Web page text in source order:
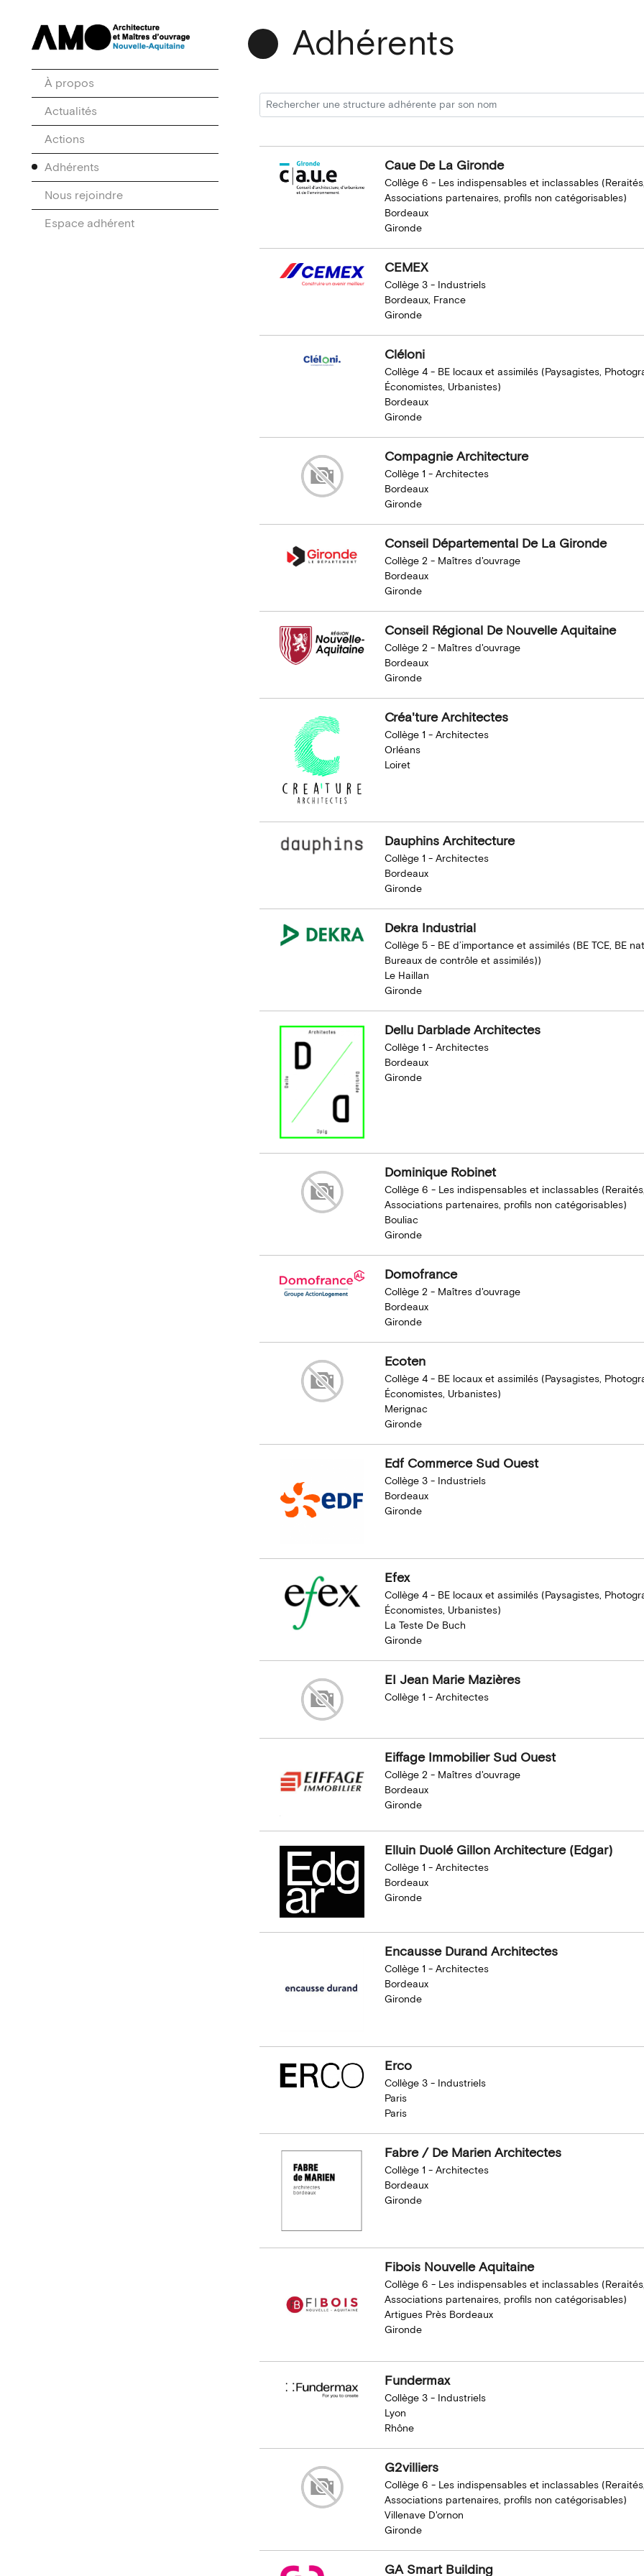
À propos
Actualités
Actions
Adhérents
Nous rejoindre
Espace adhérent
Adhérents
Caue De La Gironde
Collège 6 - Les indispensables et inclassables (Reraités,
Associations partenaires, profils non catégorisables)
Bordeaux
Gironde
CEMEX
Collège 3 - Industriels
Bordeaux, France
Gironde
Cléloni
Collège 4 - BE locaux et assimilés (Paysagistes,
Économistes, Urbanistes)
Bordeaux
Gironde
Compagnie Architecture
Collège 1 - Architectes
Bordeaux
Gironde
Conseil Départemental De La Gironde
Collège 2 - Maîtres d'ouvrage
Bordeaux
Gironde
Conseil Régional De Nouvelle Aquitaine
Collège 2 - Maîtres d'ouvrage
Bordeaux
Gironde
Créa'ture Architectes
Collège 1 - Architectes
Orléans
Loiret
Dauphins Architecture
Collège 1 - Architectes
Bordeaux
Gironde
Dekra Industrial
Collège 5 - BE d’importance et assimilés (BE TCE, BE
Bureaux de contrôle et assimilés))
Le Haillan
Gironde
Dellu Darblade Architectes
Collège 1 - Architectes
Bordeaux
Gironde
Dominique Robinet
Collège 6 - Les indispensables et inclassables (Reraités,
Associations partenaires, profils non catégorisables)
Bouliac
Gironde
Domofrance
Collège 2 - Maîtres d'ouvrage
Bordeaux
Gironde
Ecoten
Collège 4 - BE locaux et assimilés (Paysagistes,
Économistes, Urbanistes)
Merignac
Gironde
Edf Commerce Sud Ouest
Collège 3 - Industriels
Bordeaux
Gironde
Efex
Collège 4 - BE locaux et assimilés (Paysagistes,
Économistes, Urbanistes)
La Teste De Buch
Gironde
EI Jean Marie Mazières
Collège 1 - Architectes
Eiffage Immobilier Sud Ouest
Collège 2 - Maîtres d'ouvrage
Bordeaux
Gironde
Elluin Duolé Gillon Architecture (Edgar)
Collège 1 - Architectes
Bordeaux
Gironde
Encausse Durand Architectes
Collège 1 - Architectes
Bordeaux
Gironde
Erco
Collège 3 - Industriels
Paris
Paris
Fabre / De Marien Architectes
Collège 1 - Architectes
Bordeaux
Gironde
Fibois Nouvelle Aquitaine
Collège 6 - Les indispensables et inclassables (Reraités,
Associations partenaires, profils non catégorisables)
Artigues Près Bordeaux
Gironde
Fundermax
Collège 3 - Industriels
Lyon
Rhône
G2villiers
Collège 6 - Les indispensables et inclassables (Reraités,
Associations partenaires, profils non catégorisables)
Villenave D'ornon
Gironde
GA Smart Building